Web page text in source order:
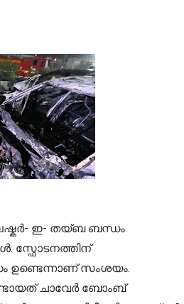
ഇ- തയ്ബ ബന്ധം
സ്ഫോടനത്തിന്
ഉണ്ടെന്നാണ് സംശയം.
ചാവേർ ബോംബ്